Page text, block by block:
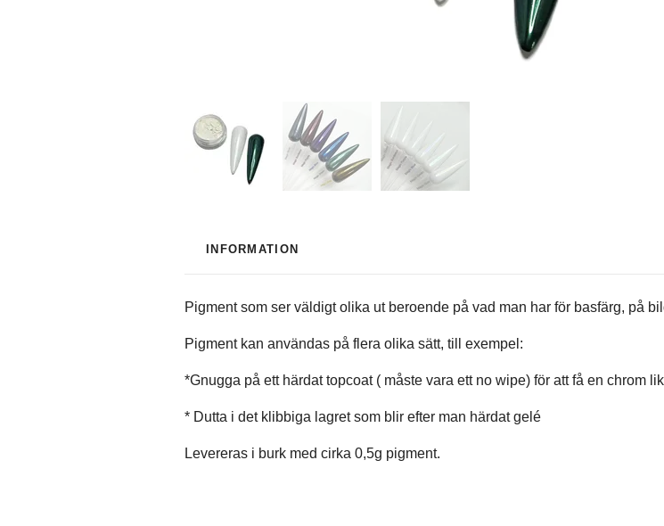
INFORMATION
Pigment som ser väldigt olika ut beroende på vad man har för basfärg, på
Pigment kan användas på flera olika sätt, till exempel:
*Gnugga på ett härdat topcoat ( måste vara ett no wipe) för att få en chrom
* Dutta i det klibbiga lagret som blir efter man härdat gelé
Levereras i burk med cirka 0,5g pigment.